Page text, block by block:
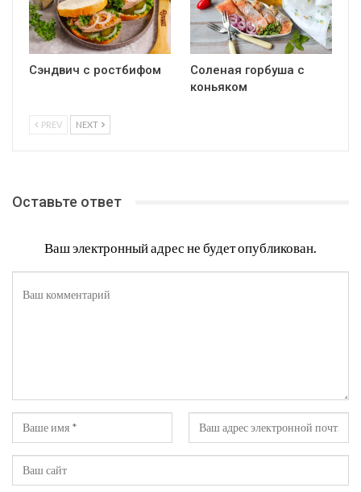
Сэндвич с ростбифом
Соленая горбуша с
коньяком
PREV NEXT
Оставьте ответ
Ваш электронный адрес не будет опубликован.